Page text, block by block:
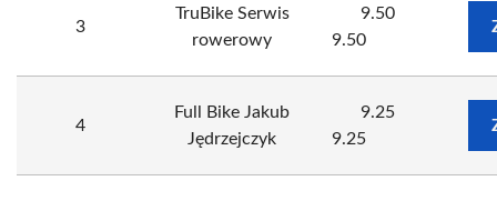
3
TruBike Serwis
rowerowy
9.50
9.50
4
Full Bike Jakub
Jędrzejczyk
9.25
9.25